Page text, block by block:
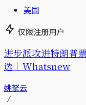
美国
仅限注册用户
进步派攻进特朗普
选｜Whatsnew
姚拏云